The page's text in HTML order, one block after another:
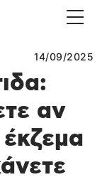
14/09/2025
αν
έκζεμα